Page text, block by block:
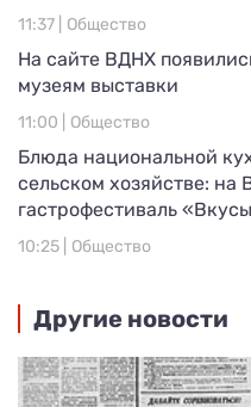
11:37 | Общество
На сайте ВДНХ
музеям выставки
11:00 | Общество
Блюда национальной
сельском хозяйстве: на
гастрофестиваль
10:25 | Общество
Другие новости